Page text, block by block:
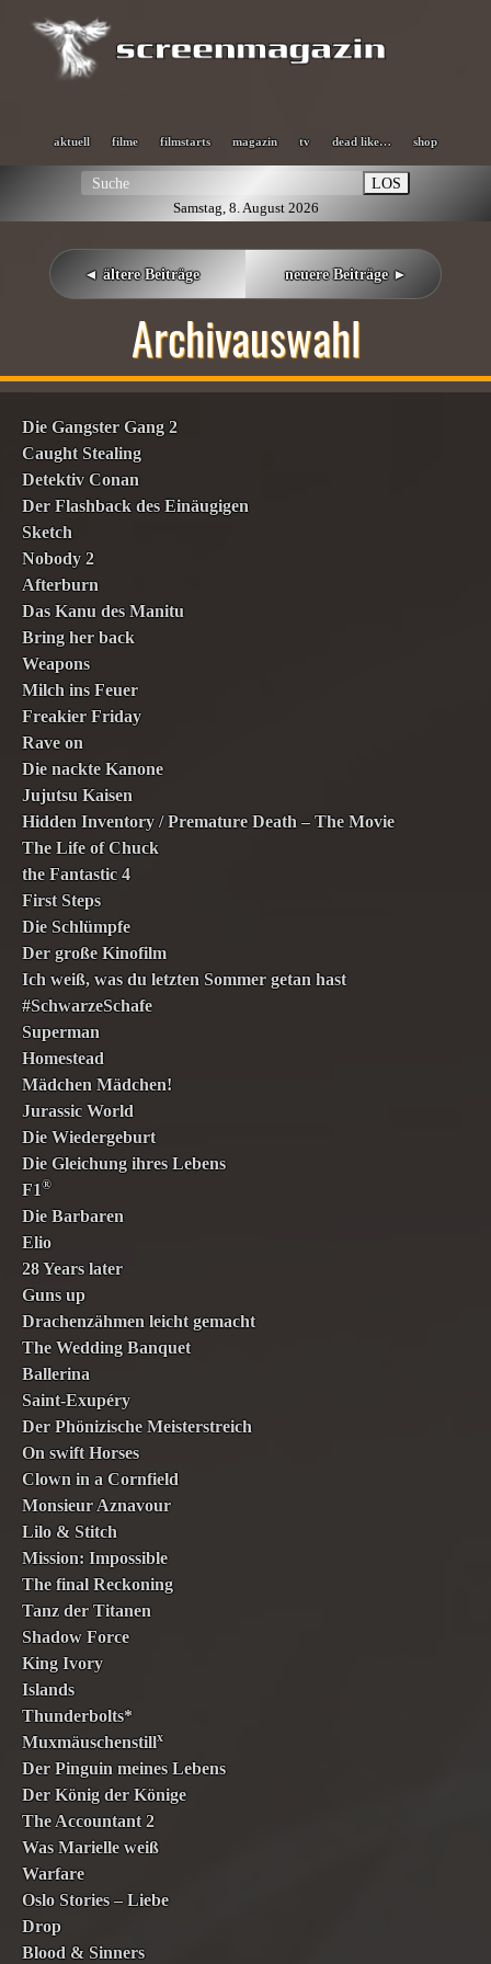
aktuell filme filmstarts magazin tv dead like… shop
LOS
Samstag, 8. August 2026
◄ ältere Beiträge neuere Beiträge ►
Archivauswahl
Die Gangster Gang 2
Caught Stealing
Detektiv Conan
Der Flashback des Einäugigen
Sketch
Nobody 2
Afterburn
Das Kanu des Manitu
Bring her back
Weapons
Milch ins Feuer
Freakier Friday
Rave on
Die nackte Kanone
Jujutsu Kaisen
Hidden Inventory / Premature Death – The Movie
The Life of Chuck
the Fantastic 4
First Steps
Die Schlümpfe
Der große Kinofilm
Ich weiß, was du letzten Sommer getan hast
#SchwarzeSchafe
Superman
Homestead
Mädchen Mädchen!
Jurassic World
Die Wiedergeburt
Die Gleichung ihres Lebens
F1®
Die Barbaren
Elio
28 Years later
Guns up
Drachenzähmen leicht gemacht
The Wedding Banquet
Ballerina
Saint-Exupéry
Der Phönizische Meisterstreich
On swift Horses
Clown in a Cornfield
Monsieur Aznavour
Lilo & Stitch
Mission: Impossible
The final Reckoning
Tanz der Titanen
Shadow Force
King Ivory
Islands
Thunderbolts*
Muxmäuschenstillx
Der Pinguin meines Lebens
Der König der Könige
The Accountant 2
Was Marielle weiß
Warfare
Oslo Stories – Liebe
Drop
Blood & Sinners